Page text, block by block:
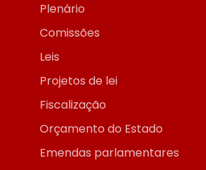
Plenário
Comissões
Leis
Projetos de lei
Fiscalização
Orçamento do Estado
Emendas parlamentares